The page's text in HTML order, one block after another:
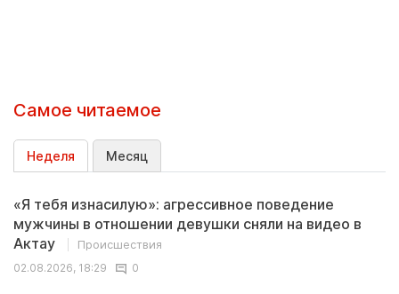
Самое читаемое
Неделя Месяц
«Я тебя изнасилую»: агрессивное поведение
мужчины в отношении девушки сняли на видео в
Актау
Происшествия
02.08.2026, 18:29
0